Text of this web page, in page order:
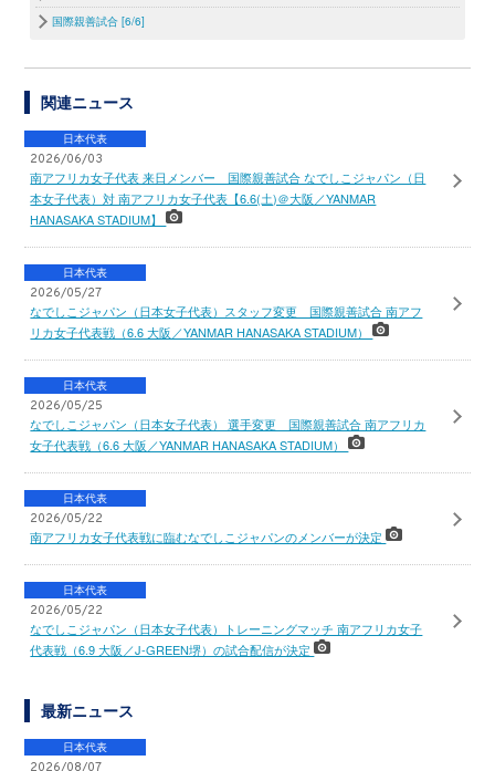
国際親善試合 [6/6]
関連ニュース
日本代表
2026/06/03
南アフリカ女子代表 来日メンバー 国際親善試合 なでしこジャパン（日
本女子代表）対 南アフリカ女子代表【6.6(土)＠大阪／YANMAR
HANASAKA STADIUM】
日本代表
2026/05/27
なでしこジャパン（日本女子代表）スタッフ変更 国際親善試合 南アフ
リカ女子代表戦（6.6 大阪／YANMAR HANASAKA STADIUM）
日本代表
2026/05/25
なでしこジャパン（日本女子代表） 選手変更 国際親善試合 南アフリカ
女子代表戦（6.6 大阪／YANMAR HANASAKA STADIUM）
日本代表
2026/05/22
南アフリカ女子代表戦に臨むなでしこジャパンのメンバーが決定
日本代表
2026/05/22
なでしこジャパン（日本女子代表）トレーニングマッチ 南アフリカ女子
代表戦（6.9 大阪／J-GREEN堺）の試合配信が決定
最新ニュース
日本代表
2026/08/07